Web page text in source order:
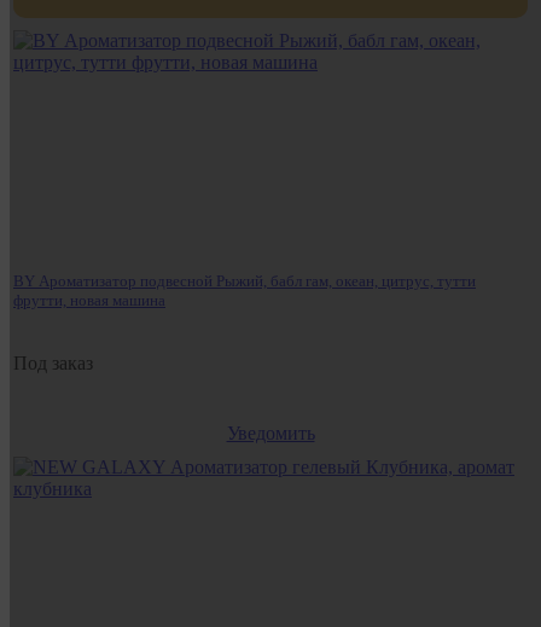
BY Ароматизатор подвесной Рыжий, бабл гам, океан, цитрус, тутти
фрутти, новая машина
Под заказ
Уведомить